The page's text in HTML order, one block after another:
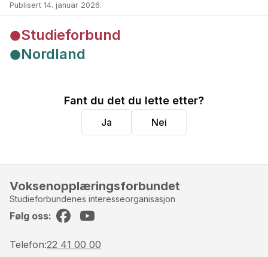
Publisert 14. januar 2026.
Studieforbund
Nordland
Fant du det du lette etter?
Ja Nei
Voksenopplæringsforbundet
Studieforbundenes interesseorganisasjon
Følg oss:
Telefon:22 41 00 00